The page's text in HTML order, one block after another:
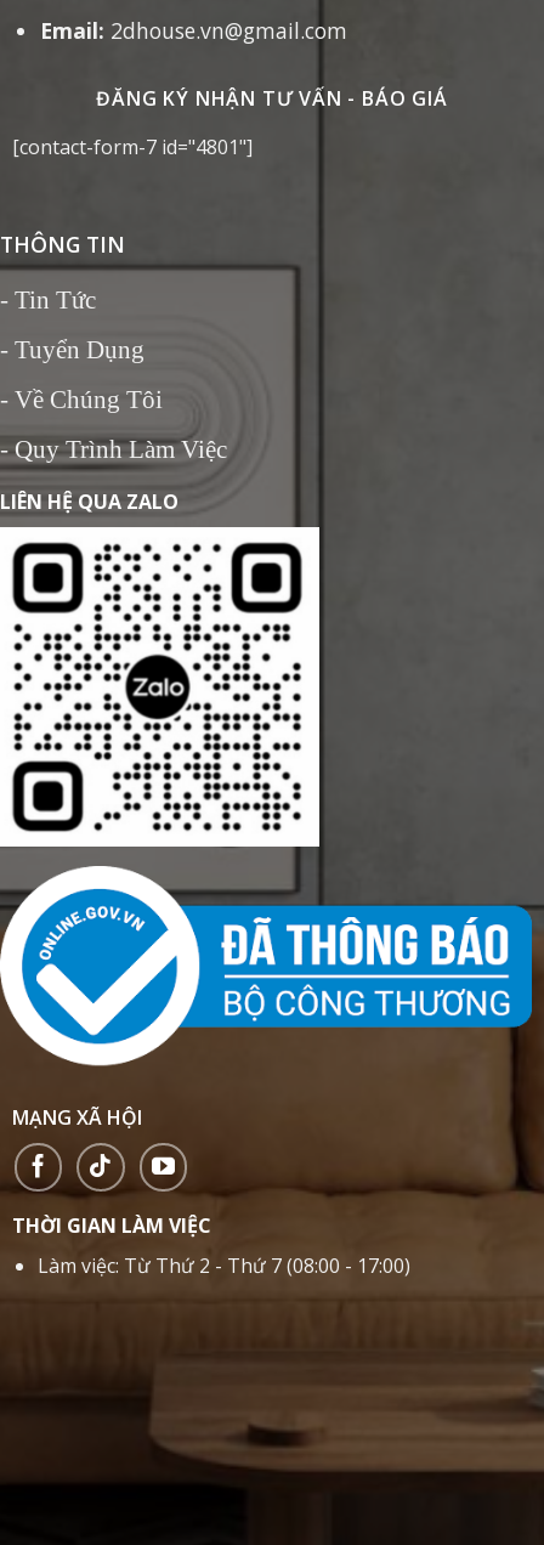
Email: 2dhouse.vn@gmail.com
ĐĂNG KÝ NHẬN TƯ VẤN - BÁO GIÁ
[contact-form-7 id="4801"]
THÔNG TIN
- Tin Tức
- Tuyển Dụng
- Về Chúng Tôi
- Quy Trình Làm Việc
LIÊN HỆ QUA ZALO
MẠNG XÃ HỘI
THỜI GIAN LÀM VIỆC
Làm việc: Từ Thứ 2 - Thứ 7 (08:00 - 17:00)